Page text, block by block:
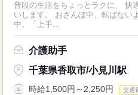
普段の生活をちょっとラクに、 快
いします。 おさんぽ中、転ばないように カラダを支える。 お絵描き
中、「上手...
介護助手
千葉県香取市/小見川駅
時給1,500円～2,250円 交通